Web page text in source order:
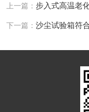
上一篇： 步入式高温老
下一篇：沙尘试验箱符